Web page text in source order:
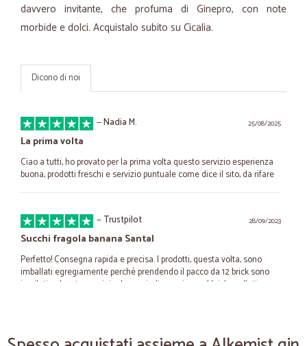
davvero invitante, che profuma di Ginepro, con note
morbide e dolci. Acquistalo subito su Cicalia.
Dicono di noi
25/08/2025
—Nadia M.
La prima volta
Ciao a tutti, ho provato per la prima volta questo servizio esperienza
buona, prodotti freschi e servizio puntuale come dice il sito, da rifare
28/09/2023
—Trustpilot
Succhi fragola banana Santal
Perfetto! Consegna rapida e precisa. I prodotti, questa volta, sono
imballati egregiamente perché prendendo il pacco da 12 brick sono
impilati nel cartone originale e quindi non ci sono I brick scollati.